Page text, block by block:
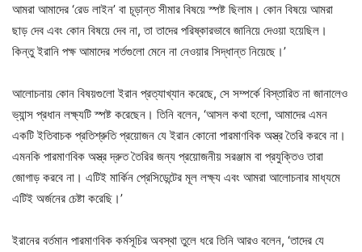
আমরা আমাদের ‘রেড লাইন’ বা চূড়ান্ত সীমার বিষয়ে স্পষ্ট ছিলাম। কোন বিষয়ে আমরা
ছাড় দেব এবং কোন বিষয়ে দেব না, তা তাদের পরিষ্কারভাবে জানিয়ে দেওয়া হয়েছিল।
কিন্তু ইরানি পক্ষ আমাদের শর্তগুলো মেনে না নেওয়ার সিদ্ধান্ত নিয়েছে।’
আলোচনায় কোন বিষয়গুলো ইরান প্রত্যাখ্যান করেছে, সে সম্পর্কে বিস্তারিত না জানালেও
ভ্যান্স প্রধান লক্ষ্যটি স্পষ্ট করেছেন। তিনি বলেন, ‘আসল কথা হলো, আমাদের এমন
একটি ইতিবাচক প্রতিশ্রুতি প্রয়োজন যে ইরান কোনো পারমাণবিক অস্ত্র তৈরি করবে না।
এমনকি পারমাণবিক অস্ত্র দ্রুত তৈরির জন্য প্রয়োজনীয় সরঞ্জাম বা প্রযুক্তিও তারা
জোগাড় করবে না। এটিই মার্কিন প্রেসিডেন্টের মূল লক্ষ্য এবং আমরা আলোচনার মাধ্যমে
এটিই অর্জনের চেষ্টা করেছি।’
ইরানের বর্তমান পারমাণবিক কর্মসূচির অবস্থা তুলে ধরে তিনি আরও বলেন, ‘তাদের যে